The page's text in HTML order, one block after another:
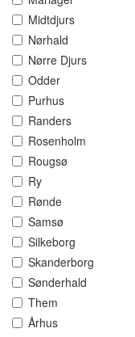
Midtdjurs
Nørhald
Nørre Djurs
Odder
Purhus
Randers
Rosenholm
Rougsø
Ry
Rønde
Samsø
Silkeborg
Skanderborg
Sønderhald
Them
Århus